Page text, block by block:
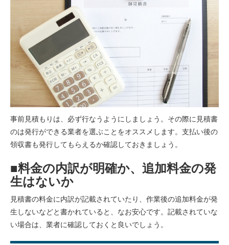
事前見積もりは、必ず行なうようにしましょう。その際に見積書
のは発行ができる業者を選ぶことをオススメします。支払い後の
領収書も発行してもらえるか確認しておきましょう。
■料金の内訳が明確か、追加料金の発
生はないか
見積書の料金に内訳が記載されていたり、作業後の追加料金が発
生しないなどと書かれていると、なお安心です。記載されていな
い場合は、業者に確認しておくと良いでしょう。